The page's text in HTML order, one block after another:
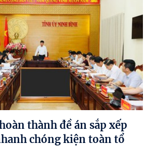
thành đề án sắp xếp
chóng kiện toàn tổ